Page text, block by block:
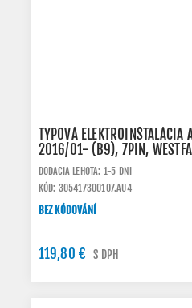
TYPOVÁ ELEKTROINŠTALÁCIA
2016/01- (B9), 7PIN,
DODACIA LEHOTA: 1-5 DNI
KÓD: 305417300107.AU4
BEZ KÓDOVÁNÍ
119,80 € S DPH